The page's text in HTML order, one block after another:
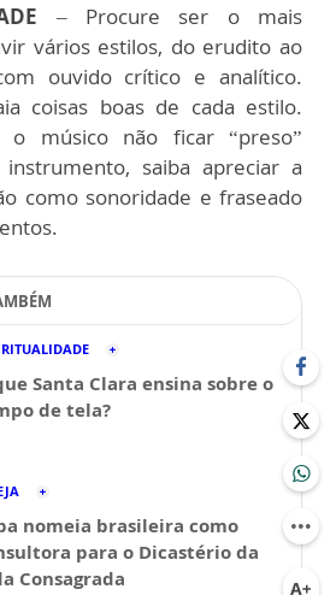
– Procure ser o mais
vários estilos, do erudito ao
ouvido crítico e analítico.
coisas boas de cada estilo.
músico não ficar “preso”
saiba apreciar a
como sonoridade e fraseado
Santa Clara ensina sobre o
de tela?
nomeia brasileira como
para o Dicastério da
Consagrada